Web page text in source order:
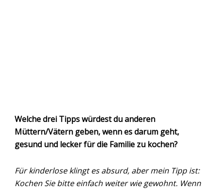
Welche drei Tipps würdest du anderen
Müttern/Vätern geben, wenn es darum geht,
gesund und lecker für die Familie zu kochen?
Für kinderlose klingt es absurd, aber mein Tipp ist:
Kochen Sie bitte einfach weiter wie gewohnt. Wenn